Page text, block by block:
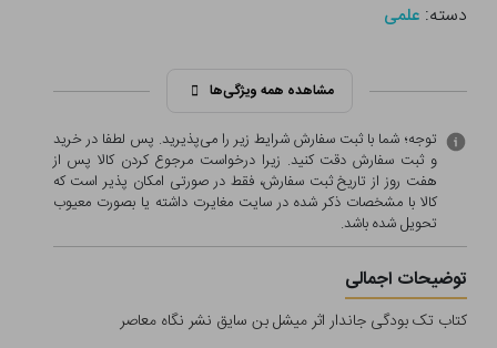
دسته:علمی
مشاهده همه ویژگی‌ها
توجه؛ شما با ثبت سفارش شرایط زیر را می‌پذیرید. پس لطفا در خرید
و ثبت سفارش دقت کنید. زیرا درخواست مرجوع کردن کالا پس از
هفت روز از تاریخ ثبت سفارش، فقط در صورتی امکان پذیر است که
کالا با مشخصات ذکر شده در سایت مغایرت داشته یا بصورت معيوب
تحویل شده باشد.
توضیحات اجمالی
کتاب تک بودگی جاندار اثر میشل بن سایق نشر نگاه معاصر